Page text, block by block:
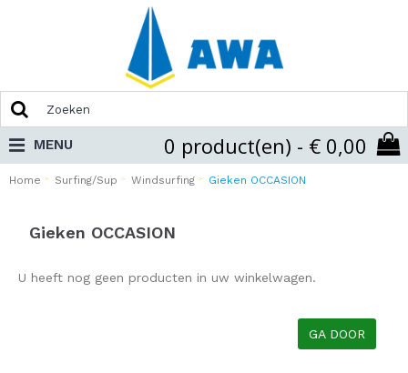
0 product(en) - € 0,00
MENU
Home Surfing/Sup Windsurfing Gieken OCCASION
Gieken OCCASION
U heeft nog geen producten in uw winkelwagen.
GA DOOR